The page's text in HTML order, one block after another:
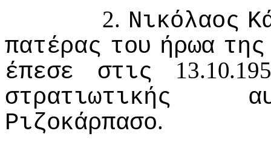
2. Νικόλαoς
πατέρας τoυ ήρωα της
έπεσε
στις
στρατιωτικής
Ριζoκάρπασo.